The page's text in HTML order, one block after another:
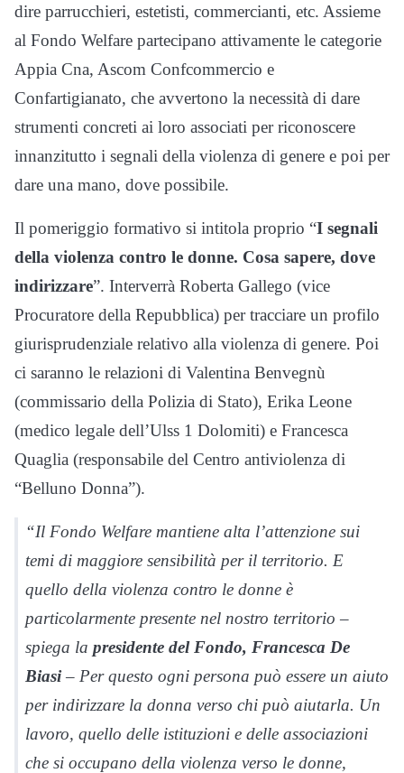
dire parrucchieri, estetisti, commercianti, etc. Assieme
al Fondo Welfare partecipano attivamente le categorie
Appia Cna, Ascom Confcommercio e
Confartigianato, che avvertono la necessità di dare
strumenti concreti ai loro associati per riconoscere
innanzitutto i segnali della violenza di genere e poi per
dare una mano, dove possibile.
Il pomeriggio formativo si intitola proprio “I segnali
della violenza contro le donne. Cosa sapere, dove
indirizzare”. Interverrà Roberta Gallego (vice
Procuratore della Repubblica) per tracciare un profilo
giurisprudenziale relativo alla violenza di genere. Poi
ci saranno le relazioni di Valentina Benvegnù
(commissario della Polizia di Stato), Erika Leone
(medico legale dell’Ulss 1 Dolomiti) e Francesca
Quaglia (responsabile del Centro antiviolenza di
“Belluno Donna”).
“Il Fondo Welfare mantiene alta l’attenzione sui
temi di maggiore sensibilità per il territorio. E
quello della violenza contro le donne è
particolarmente presente nel nostro territorio –
spiega la presidente del Fondo, Francesca De
Biasi– Per questo ogni persona può essere un aiuto
per indirizzare la donna verso chi può aiutarla. Un
lavoro, quello delle istituzioni e delle associazioni
che si occupano della violenza verso le donne,